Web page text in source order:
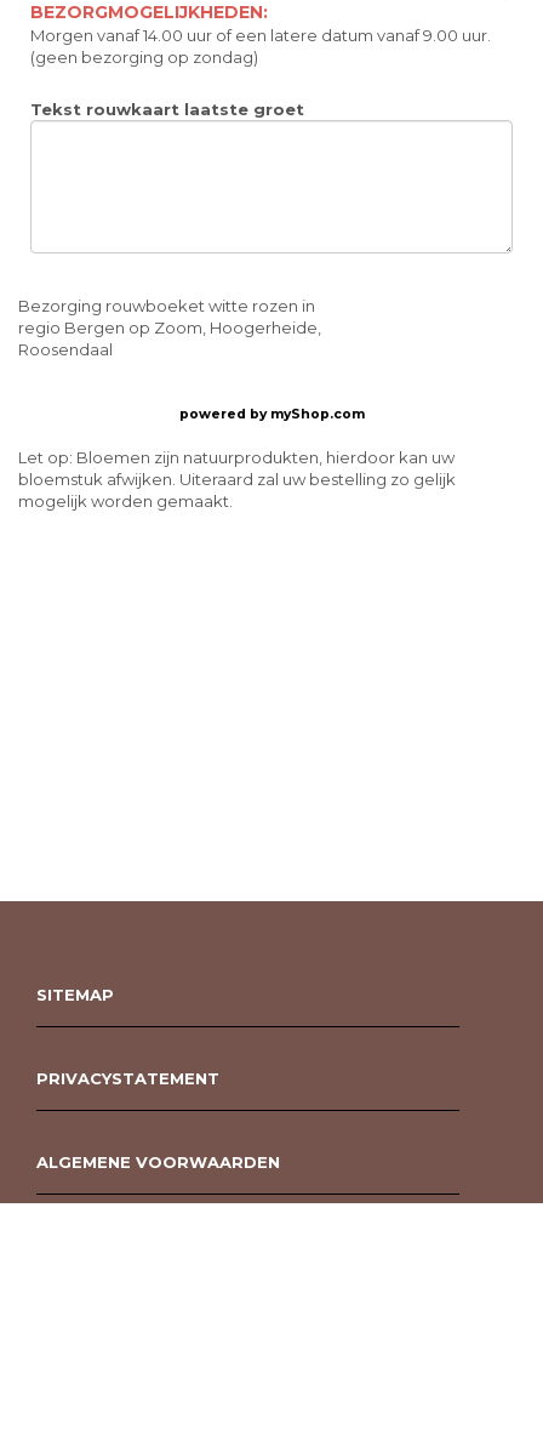
BEZORGMOGELIJKHEDEN:
Morgen vanaf 14.00 uur of een latere datum vanaf 9.00 uur.
(geen bezorging op zondag)
Tekst rouwkaart laatste groet
Bezorging rouwboeket witte rozen in
regio Bergen op Zoom, Hoogerheide,
Roosendaal
powered by myShop.com
Let op: Bloemen zijn natuurprodukten, hierdoor kan uw
bloemstuk afwijken. Uiteraard zal uw bestelling zo gelijk
mogelijk worden gemaakt.
SITEMAP
PRIVACYSTATEMENT
ALGEMENE VOORWAARDEN